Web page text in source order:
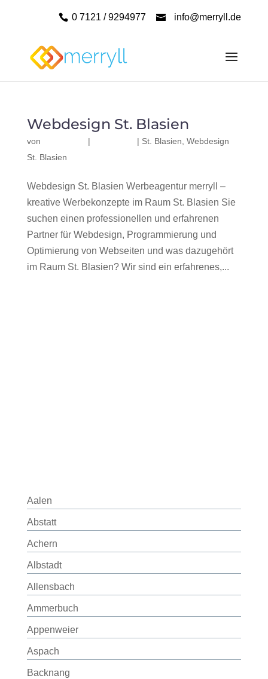
0 7121 / 9294977 info@merryll.de
Webdesign St. Blasien
von | | St. Blasien Webdesign
St. Blasien
Webdesign St. Blasien Werbeagentur merryll –
kreative Werbekonzepte im Raum St. Blasien Sie
suchen einen professionellen und erfahrenen
Partner für Webdesign, Programmierung und
Optimierung von Webseiten und was dazugehört
im Raum St. Blasien? Wir sind ein erfahrenes,...
Aalen
Abstatt
Achern
Albstadt
Allensbach
Ammerbuch
Appenweier
Aspach
Backnang